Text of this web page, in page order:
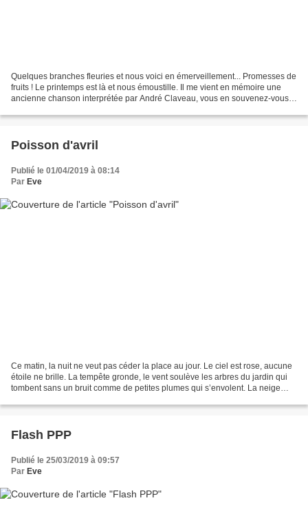
Quelques branches fleuries et nous voici en émerveillement... Promesses de
fruits ! Le printemps est là et nous émoustille. Il me vient en mémoire une
ancienne chanson interprétée par André Claveau, vous en souvenez-vous ?
Poisson d'avril
Publié le 01/04/2019 à 08:14
Par Eve
Ce matin, la nuit ne veut pas céder la place au jour. Le ciel est rose, aucune
étoile ne brille. La tempête gronde, le vent soulève les arbres du jardin qui
tombent sans un bruit comme de petites plumes qui s’envolent. La neige
Flash PPP
Publié le 25/03/2019 à 09:57
Par Eve